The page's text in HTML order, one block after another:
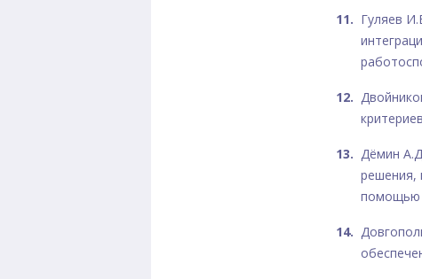
Гуляев
Дёмин
решения,
помощью